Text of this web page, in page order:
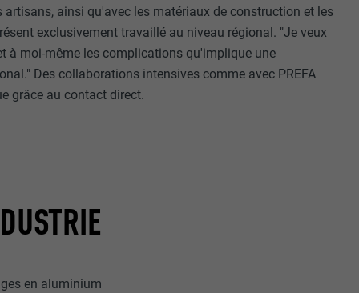
artisans, ainsi qu'avec les matériaux de construction et les
exclusivement travaillé au niveau régional. "Je veux
à moi-même les complications qu'implique une
Des collaborations intensives comme avec PREFA
grâce au contact direct.
en aluminium
l'outil
les
cela les
des
être activé